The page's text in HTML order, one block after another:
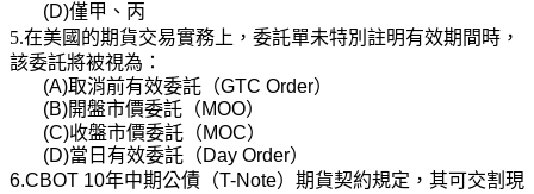
(D)僅甲、丙
5.在美國的期貨交易實務上，委託單未特別註明有效期間時，
該委託將被視為：
(A)取消前有效委託（GTC Order）
(B)開盤市價委託（MOO）
(C)收盤市價委託（MOC）
(D)當日有效委託（Day Order）
6.CBOT 10年中期公債（T-Note）期貨契約規定，其可交割現